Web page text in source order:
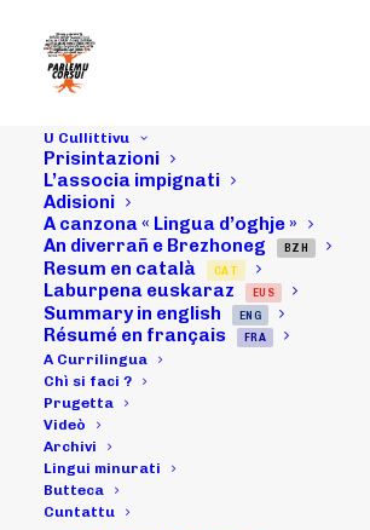
U Cullittivu
Prisintazioni
L’associa impignati
Adisioni
A canzona « Lingua d’oghje »
An diverrañ e Brezhoneg
BZH
Resum en català CAT
Laburpena euskaraz EUS
Summary in english ENG
Résumé en français FRA
A Currilingua
Chì si faci ?
Prugetta
Videò
Archivi
Lingui minurati
Butteca
Cuntattu
Cuminicatu
à u votu di
Cullittività
Tarrituriali
pianu pà a